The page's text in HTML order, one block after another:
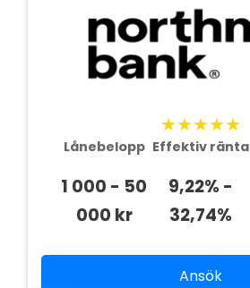
★★★★★
Lånebelopp
1 000 - 50
000 kr
Effektiv ränta
9,22% -
32,74%
Ansök